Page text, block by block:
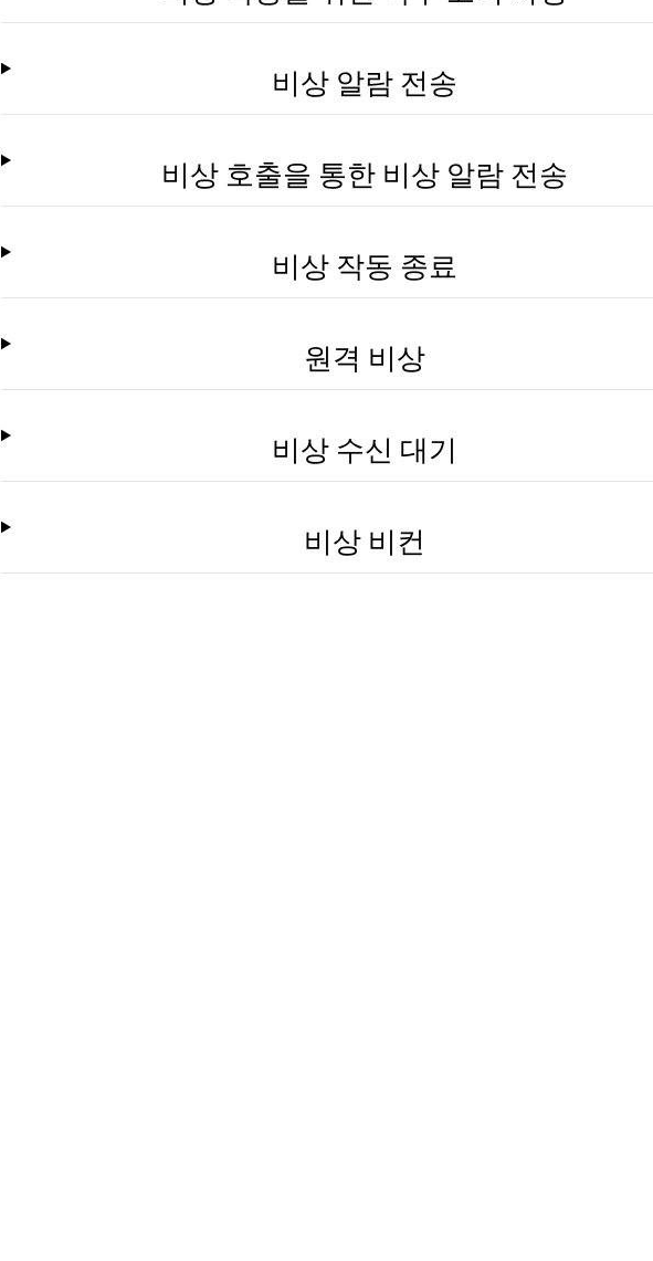
비상 알람 전송
비상 호출을 통한 비상 알람 전송
비상 작동 종료
원격 비상
비상 수신 대기
비상 비컨